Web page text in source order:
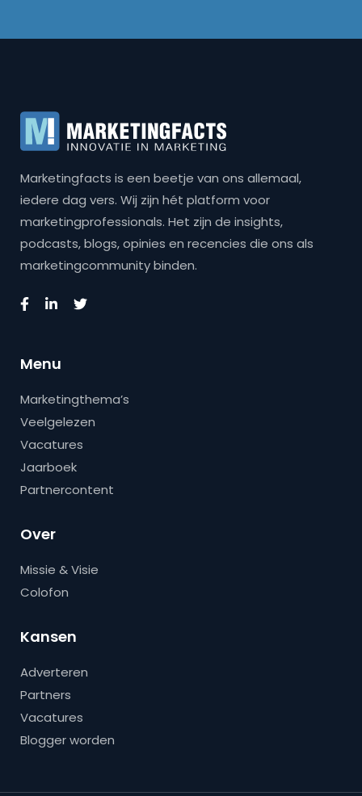
Marketingfacts is een beetje van ons allemaal,
iedere dag vers. Wij zijn hét platform voor
marketingprofessionals. Het zijn de insights,
podcasts, blogs, opinies en recencies die ons als
marketingcommunity binden.
Menu
Marketingthema’s
Veelgelezen
Vacatures
Jaarboek
Partnercontent
Over
Missie & Visie
Colofon
Kansen
Adverteren
Partners
Vacatures
Blogger worden